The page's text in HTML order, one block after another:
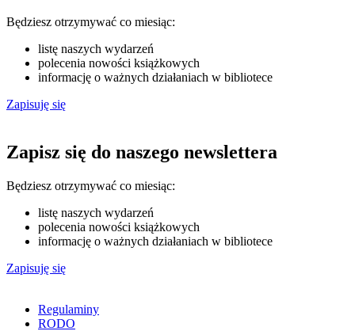
Będziesz otrzymywać co miesiąc:
listę naszych wydarzeń
polecenia nowości książkowych
informację o ważnych działaniach w bibliotece
Zapisuję się
Zapisz się do naszego newslettera
Będziesz otrzymywać co miesiąc:
listę naszych wydarzeń
polecenia nowości książkowych
informację o ważnych działaniach w bibliotece
Zapisuję się
Regulaminy
RODO